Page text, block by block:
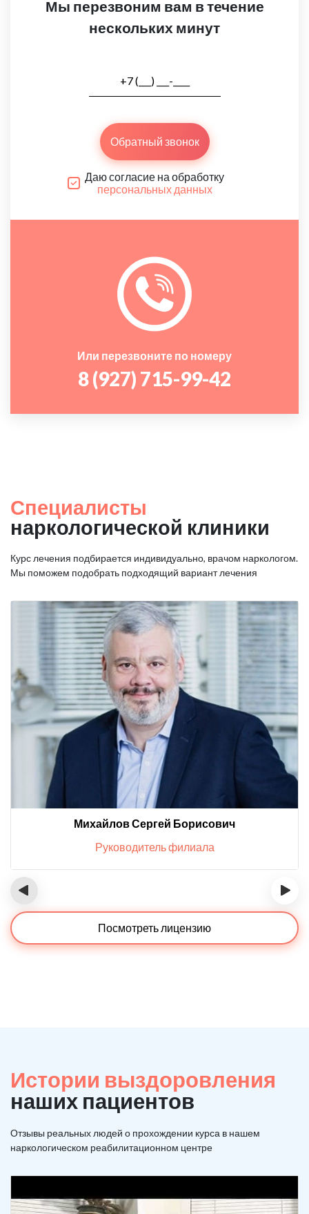
Мы перезвоним вам в течение
нескольких минут
Обратный звонок
Даю согласие на обработку
персональных данных
Или перезвоните по номеру
8 (927) 715-99-42
Специалисты
наркологической клиники
Курс лечения подбирается индивидуально, врачом наркологом.
Мы поможем подобрать подходящий вариант лечения
Михайлов Сергей Борисович
Руководитель филиала
‹ ›
Посмотреть лицензию
Истории выздоровления
наших пациентов
Отзывы реальных людей о прохождении курса в нашем
наркологическом реабилитационном центре